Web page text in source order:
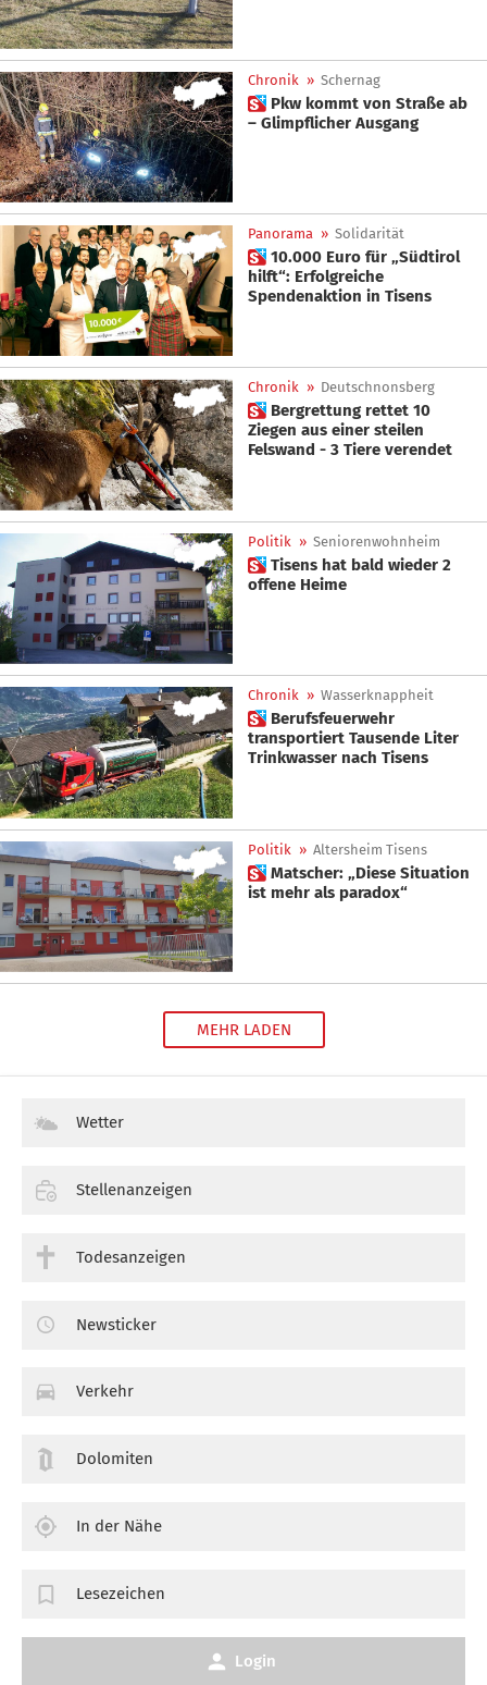
Chronik » Schernag
 Pkw kommt von Straße ab
– Glimpflicher Ausgang
Panorama » Solidarität
 10.000 Euro für „Südtirol
hilft“: Erfolgreiche
Spendenaktion in Tisens
Chronik » Deutschnonsberg
 Bergrettung rettet 10
Ziegen aus einer steilen
Felswand - 3 Tiere verendet
Politik » Seniorenwohnheim
 Tisens hat bald wieder 2
offene Heime
Chronik » Wasserknappheit
 Berufsfeuerwehr
transportiert Tausende Liter
Trinkwasser nach Tisens
Politik » Altersheim Tisens
 Matscher: „Diese Situation
ist mehr als paradox“
MEHR LADEN
Wetter
Stellenanzeigen
Todesanzeigen
Newsticker
Verkehr
Dolomiten
In der Nähe
Lesezeichen
Login